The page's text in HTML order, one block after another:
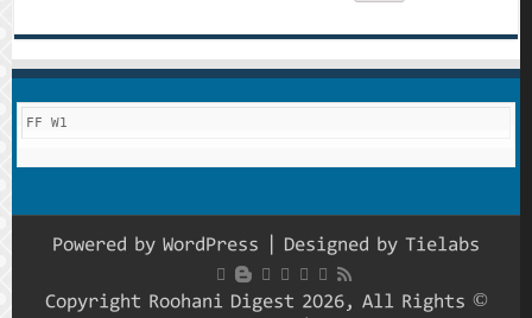
FF W1
Powered by WordPress | Designed by Tielabs
© Copyright Roohani Digest 2026, All Rights